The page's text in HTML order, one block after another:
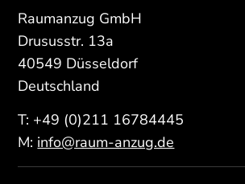
Raumanzug GmbH
Drususstr. 13a
40549 Düsseldorf
Deutschland
T: +49 (0)211 16784445
M: info@raum-anzug.de